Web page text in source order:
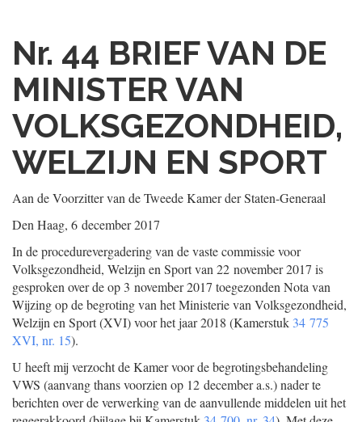
Nr. 44 BRIEF VAN DE
MINISTER VAN
VOLKSGEZONDHEID,
WELZIJN EN SPORT
Aan de Voorzitter van de Tweede Kamer der Staten-Generaal
Den Haag, 6 december 2017
In de procedurevergadering van de vaste commissie voor
Volksgezondheid, Welzijn en Sport van 22 november 2017 is
gesproken over de op 3 november 2017 toegezonden Nota van
Wijzing op de begroting van het Ministerie van Volksgezondheid,
Welzijn en Sport (XVI) voor het jaar 2018 (Kamerstuk 34 775
XVI, nr. 15).
U heeft mij verzocht de Kamer voor de begrotingsbehandeling
VWS (aanvang thans voorzien op 12 december a.s.) nader te
berichten over de verwerking van de aanvullende middelen uit het